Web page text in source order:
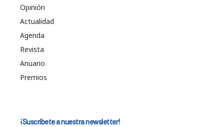
Opinión
Actualidad
Agenda
Revista
Anuario
Premios
¡Suscríbete a nuestra newsletter!